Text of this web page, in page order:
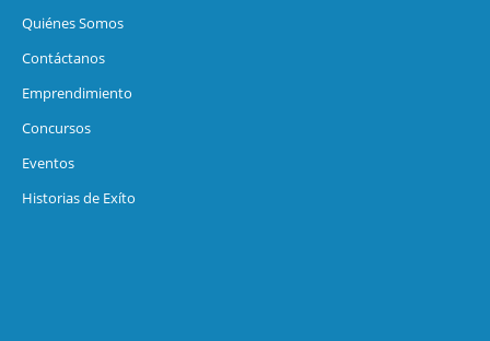
Quiénes Somos
Contáctanos
Emprendimiento
Concursos
Eventos
Historias de Exíto